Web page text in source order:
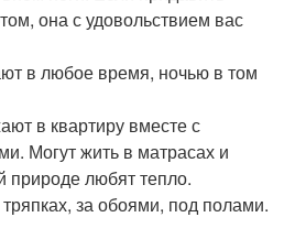
она с удовольствием вас
в любое время, ночью в том
в квартиру вместе с
Могут жить в матрасах и
природе любят тепло.
за обоями, под полами.